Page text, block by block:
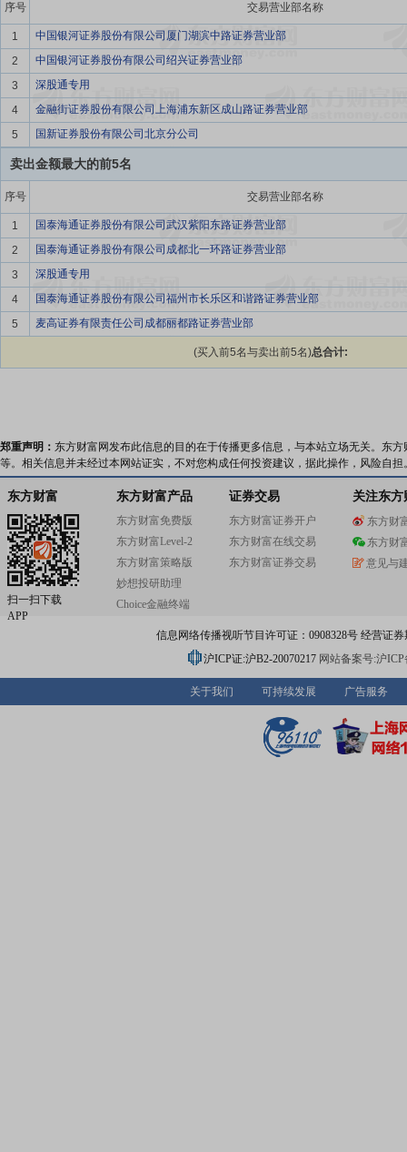
序号 交易营业部名称
1
中国银河证券股份有限公司厦门湖滨中路证券营业部
2
中国银河证券股份有限公司绍兴证券营业部
3
深股通专用
4
金融街证券股份有限公司上海浦东新区成山路证券营业部
5
国新证券股份有限公司北京分公司
卖出金额最大的前5名
序号 交易营业部名称
1
国泰海通证券股份有限公司武汉紫阳东路证券营业部
2
国泰海通证券股份有限公司成都北一环路证券营业部
3
深股通专用
4
国泰海通证券股份有限公司福州市长乐区和谐路证券营业部
5
麦高证券有限责任公司成都丽都路证券营业部
(买入前5名与卖出前5名)总合计:
郑重声明： 东方财富网发布此信息的目的在于传播更多信息，与本站立场无关。东
等。相关信息并未经过本网站证实，不对您构成任何投资建议，据此操作，风险自担